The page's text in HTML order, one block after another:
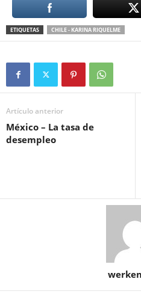
ETIQUETAS CHILE - KARINA RIQUELME
Artículo anterior
México – La tasa de
desempleo